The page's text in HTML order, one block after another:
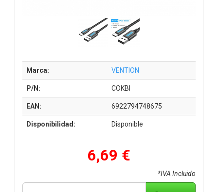
Marca: VENTION
P/N: COKBI
EAN: 6922794748675
Disponibilidad: Disponible
6,69 €
*IVA Incluido